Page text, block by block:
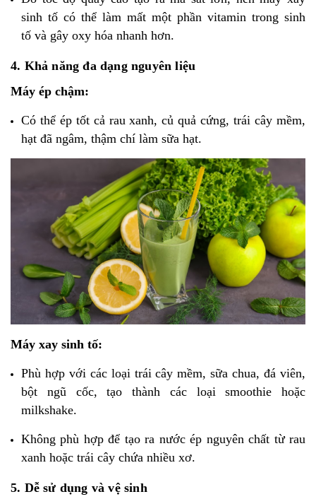
sinh tố có thể làm mất một phần vitamin trong sinh
tố và gây oxy hóa nhanh hơn.
4. Khả năng đa dạng nguyên liệu
Máy ép chậm:
Có thể ép tốt cả rau xanh, củ quả cứng, trái cây mềm,
hạt đã ngâm, thậm chí làm sữa hạt.
Máy xay sinh tố:
Phù hợp với các loại trái cây mềm, sữa chua, đá viên,
bột ngũ cốc, tạo thành các loại smoothie hoặc
milkshake.
Không phù hợp để tạo ra nước ép nguyên chất từ rau
xanh hoặc trái cây chứa nhiều xơ.
5. Dễ sử dụng và vệ sinh